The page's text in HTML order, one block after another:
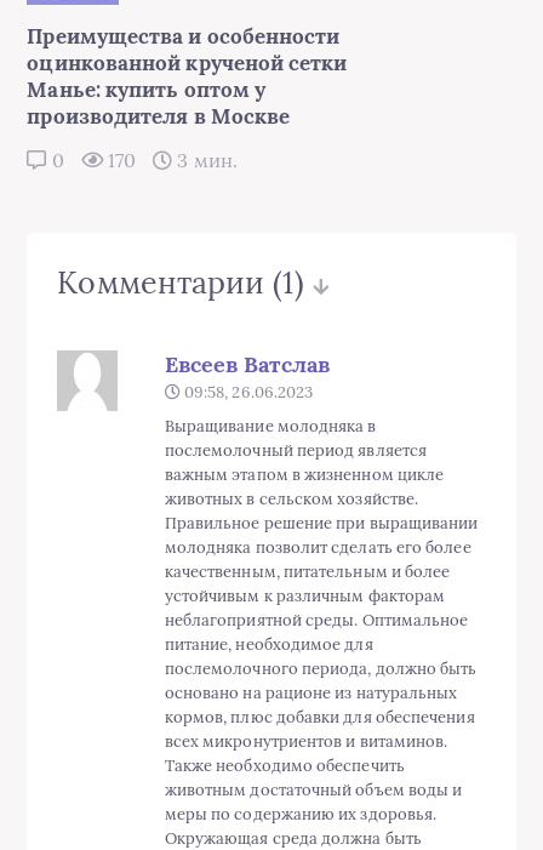
Преимущества и особенности
оцинкованной крученой сетки
Манье: купить оптом у
производителя в Москве
0 170 3 мин.
Комментарии (1)
Евсеев Ватслав
09:58, 26.06.2023
Выращивание молодняка в
послемолочный период является
важным этапом в жизненном цикле
животных в сельском хозяйстве.
Правильное решение при выращивании
молодняка позволит сделать его более
качественным, питательным и более
устойчивым к различным факторам
неблагоприятной среды. Оптимальное
питание, необходимое для
послемолочного периода, должно быть
основано на рационе из натуральных
кормов, плюс добавки для обеспечения
всех микронутриентов и витаминов.
Также необходимо обеспечить
животным достаточный объем воды и
меры по содержанию их здоровья.
Окружающая среда должна быть